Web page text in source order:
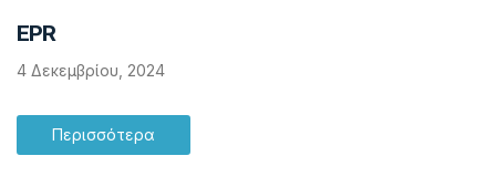
ΕPR
4 Δεκεμβρίου, 2024
Περισσότερα